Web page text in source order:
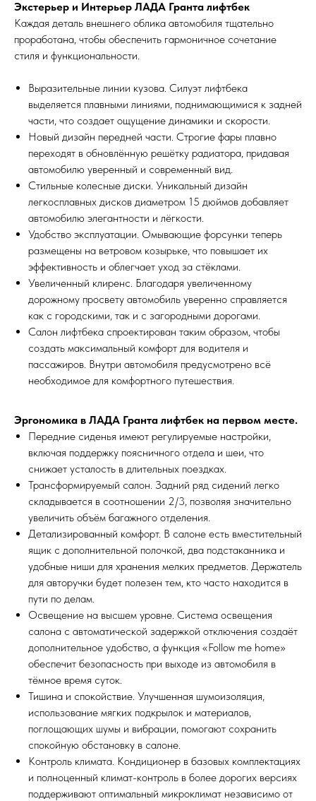
Экстерьер и Интерьер ЛАДА Гранта лифтбек
Каждая деталь внешнего облика автомобиля тщательно
проработана, чтобы обеспечить гармоничное сочетание
стиля и функциональности.
Выразительные линии кузова. Силуэт лифтбека
выделяется плавными линиями, поднимающимися к задней
части, что создает ощущение динамики и скорости.
Новый дизайн передней части. Строгие фары плавно
переходят в обновлённую решётку радиатора, придавая
автомобилю уверенный и современный вид.
Стильные колесные диски. Уникальный дизайн
легкосплавных дисков диаметром 15 дюймов добавляет
автомобилю элегантности и лёгкости.
Удобство эксплуатации. Омывающие форсунки теперь
размещены на ветровом козырьке, что повышает их
эффективность и облегчает уход за стёклами.
Увеличенный клиренс. Благодаря увеличенному
дорожному просвету автомобиль уверенно справляется
как с городскими, так и с загородными дорогами.
Салон лифтбека спроектирован таким образом, чтобы
создать максимальный комфорт для водителя и
пассажиров. Внутри автомобиля предусмотрено всё
необходимое для комфортного путешествия.
Эргономика в ЛАДА Гранта лифтбек на первом месте.
Передние сиденья имеют регулируемые настройки,
включая поддержку поясничного отдела и шеи, что
снижает усталость в длительных поездках.
Трансформируемый салон. Задний ряд сидений легко
складывается в соотношении 2/3, позволяя значительно
увеличить объём багажного отделения.
Детализированный комфорт. В салоне есть вместительный
ящик с дополнительной полочкой, два подстаканника и
удобные ниши для хранения мелких предметов. Держатель
для авторучки будет полезен тем, кто часто находится в
пути по делам.
Освещение на высшем уровне. Система освещения
салона с автоматической задержкой отключения создаёт
дополнительное удобство, а функция «Follow me home»
обеспечит безопасность при выходе из автомобиля в
тёмное время суток.
Тишина и спокойствие. Улучшенная шумоизоляция,
использование мягких подкрылок и материалов,
поглощающих шумы и вибрации, помогают сохранить
спокойную обстановку в салоне.
Контроль климата. Кондиционер в базовых комплектациях
и полноценный климат-контроль в более дорогих версиях
поддерживают оптимальный микроклимат независимо от